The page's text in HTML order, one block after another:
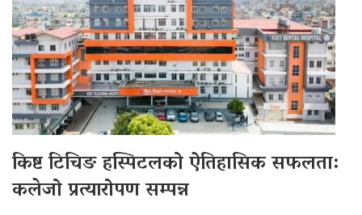
किष्ट टिचिङ हस्पिटलको ऐतिहासिक सफलता:
कलेजो प्रत्यारोपण सम्पन्न